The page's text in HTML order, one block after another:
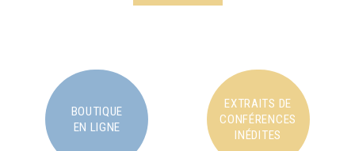
BOUTIQUE
EN LIGNE
EXTRAITS DE
CONFÉRENCES
INÉDITES